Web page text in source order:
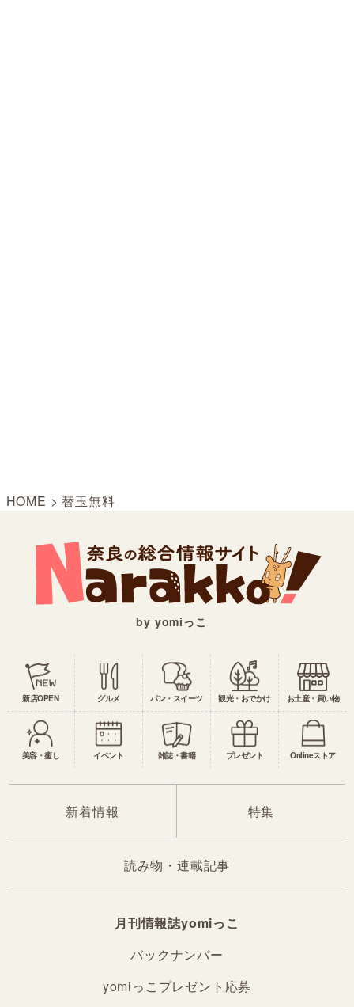
HOME > 替玉無料
by yomiっこ
新店OPEN グルメ パン・スイーツ 観光・おでかけ お土産・買い物
美容・癒し イベント 雑誌・書籍 プレゼント Onlineストア
新着情報 特集
読み物・連載記事
月刊情報誌yomiっこ
バックナンバー
yomiっこプレゼント応募